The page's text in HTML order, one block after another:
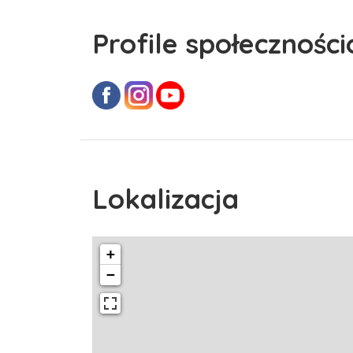
Profile
Lokalizacja
+
−